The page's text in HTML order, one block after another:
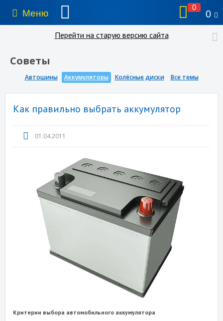
Меню
0
0
Перейти на старую версию сайта
Советы
Автошины Аккумуляторы Колёсные диски Все темы
Как правильно выбрать аккумулятор
01.04.2011
Критерии выбора автомобильного аккумулятора